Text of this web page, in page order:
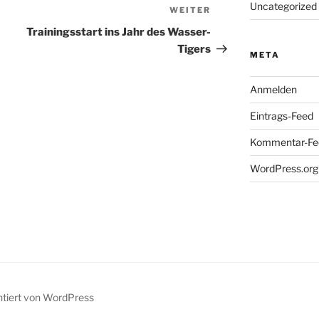
Nächster
WEITER
Trainingsstart ins Jahr des Wasser-
Tigers
Uncategorized
META
Anmelden
Eintrags-Feed
Kommentar-
WordPress.org
von WordPress